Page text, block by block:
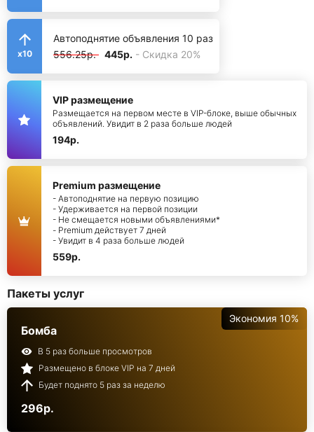
x10
Автоподнятие объявления 10 раз
556.25р. 445р. - Скидка 20%
VIP размещение
Размещается на первом месте в VIP-блоке, выше обычных
объявлений. Увидит в 2 раза больше людей
194р.
Premium размещение
- Автоподнятие на первую позицию
- Удерживается на первой позиции
- Не смещается новыми объявлениями*
- Premium действует 7 дней
- Увидит в 4 раза больше людей
559р.
Пакеты услуг
Экономия 10%
Бомба
В 5 раз больше просмотров
Размещено в блоке VIP на 7 дней
Будет поднято 5 раз за неделю
296р.